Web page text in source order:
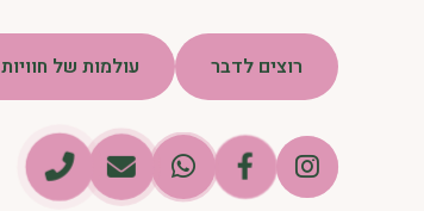
רוצים לדבר עולמות של חוויות